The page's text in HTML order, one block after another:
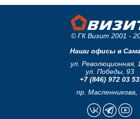
© ГК Визит 2001 -
Наши офисы в
ул. Революционная,
ул. Победы, 93
+7 (846) 972 03 53
пр. Масленникова,